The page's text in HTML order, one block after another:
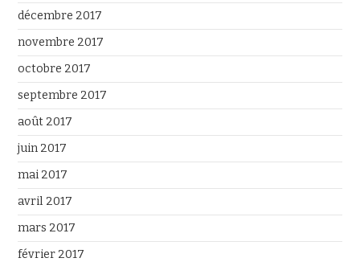
décembre 2017
novembre 2017
octobre 2017
septembre 2017
août 2017
juin 2017
mai 2017
avril 2017
mars 2017
février 2017